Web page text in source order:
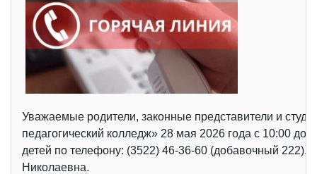
Уважаемые родители, законные представители и
педагогический колледж» 28 мая 2026 года с 10:00
детей по телефону: (3522) 46-36-60 (добавочный
Николаевна.